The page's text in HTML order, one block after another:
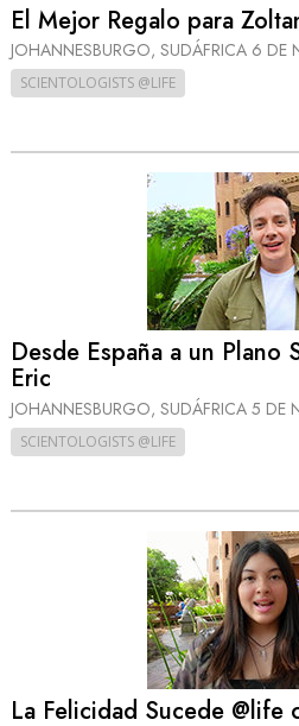
El Mejor Regalo para
JOHANNESBURGO, SUDÁFRICA 6 DE
SCIENTOLOGISTS @LIFE
Desde España a un Plano
Eric
JOHANNESBURGO, SUDÁFRICA 5 DE
SCIENTOLOGISTS @LIFE
La Felicidad Sucede @life